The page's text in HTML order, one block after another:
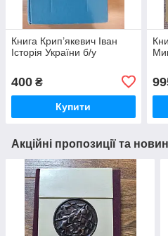
Книга Крип’якевич Іван
Історія України б/у
400 ₴
Купити
Акційні пропозиції та